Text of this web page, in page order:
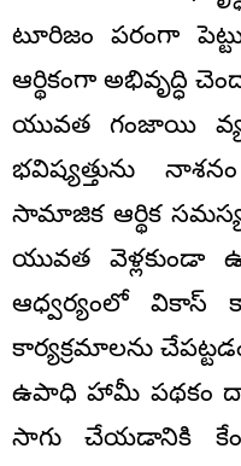
టూరిజం పరంగా
ఆర్థికంగా అభివృద్ధి
యువత గంజాయి
భవిష్యత్తును
సామాజిక ఆర్థిక
యువత వెళ్లకుండా
ఆధ్వర్యంలో వికాస్
కార్యక్రమాలను
ఉపాధి హామీ పథకం
సాగు చేయడానికి